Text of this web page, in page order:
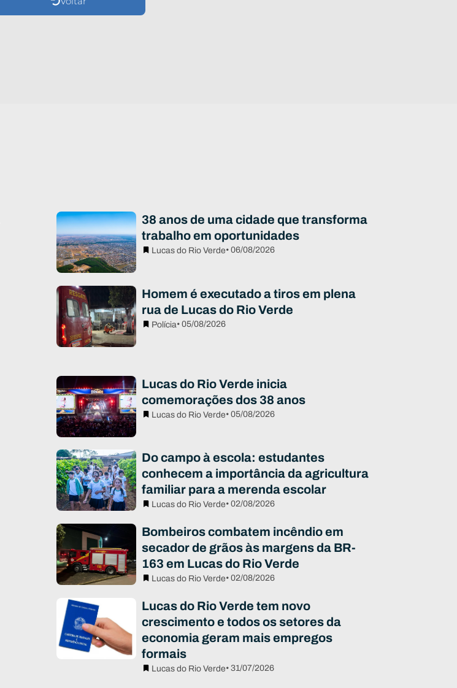
38 anos de uma cidade que transforma
trabalho em oportunidades
Lucas do Rio Verde• 06/08/2026
Homem é executado a tiros em plena
rua de Lucas do Rio Verde
Polícia• 05/08/2026
Lucas do Rio Verde inicia
comemorações dos 38 anos
Lucas do Rio Verde• 05/08/2026
Do campo à escola: estudantes
conhecem a importância da agricultura
familiar para a merenda escolar
Lucas do Rio Verde• 02/08/2026
Bombeiros combatem incêndio em
secador de grãos às margens da BR-
163 em Lucas do Rio Verde
Lucas do Rio Verde• 02/08/2026
Lucas do Rio Verde tem novo
crescimento e todos os setores da
economia geram mais empregos
formais
Lucas do Rio Verde• 31/07/2026